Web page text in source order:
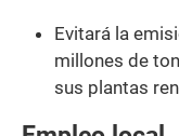
Evitará la
millones de
sus plantas